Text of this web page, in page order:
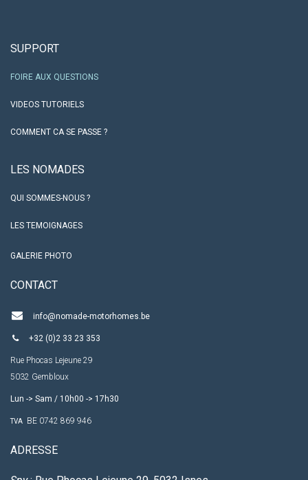
SUPPORT
FOIRE AUX QUESTIONS
VIDEOS TUTORIELS
COMMENT CA SE PASSE ?
LES NO​MADES
QUI SOMMES-NOUS ?
LES TEMOIGNAGES
GALERIE PHOTO
CO​NTACT
info@nomade-motorhomes.be
+32 (0)2 33 23 353
Rue Phocas Lejeune 29
5032 Gembloux
Lun -> Sam / 10h00 -> 17h30
TVA BE 0742 869 946
ADRESSE